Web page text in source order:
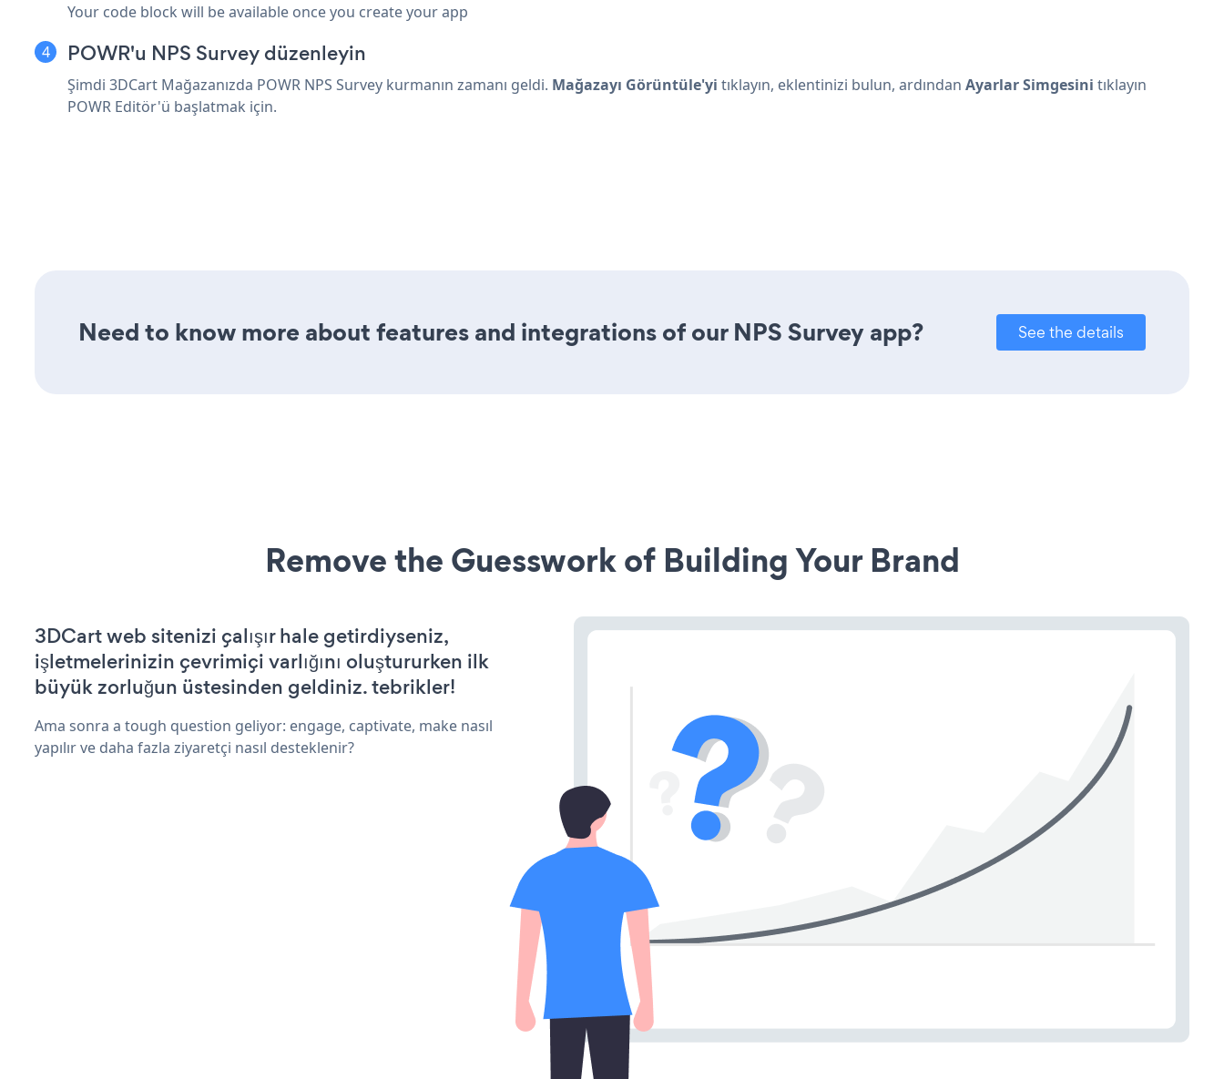
Your code block will be available once you create your app
POWR'u NPS Survey düzenleyin
Şimdi 3DCart Mağazanızda POWR NPS Survey kurmanın zamanı geldi. Mağazayı Görüntüle'yi tıklayın, eklentinizi bulun, ardından Ayarlar Simgesini tıklayın
POWR Editör'ü başlatmak için.
Need to know more about features and integrations of our NPS Survey app? See the details
Remove the Guesswork of Building Your Brand
3DCart web sitenizi çalışır hale getirdiyseniz,
işletmelerinizin çevrimiçi varlığını oluştururken ilk
büyük zorluğun üstesinden geldiniz. tebrikler!
Ama sonra a tough question geliyor: engage, captivate, make nasıl
yapılır ve daha fazla ziyaretçi nasıl desteklenir?